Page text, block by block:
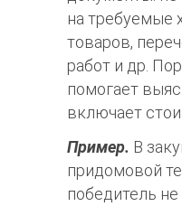
на требуемые
товаров,
работ и др.
помогает
включает
Пример. В
придомовой
победитель не